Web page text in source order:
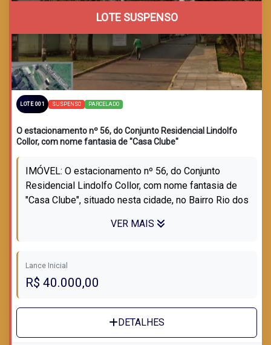
LOTE SUSPENSO
LOTE 001 SUSPENSO PARCELADO
O estacionamento nº 56, do Conjunto Residencial Lindolfo
Collor, com nome fantasia de "Casa Clube"
IMÓVEL: O estacionamento nº 56, do Conjunto
Residencial Lindolfo Collor, com nome fantasia de
"Casa Clube", situado nesta cidade, no Bairro Rio dos
VER MAIS
Lance Inicial
R$ 40.000,00
DETALHES